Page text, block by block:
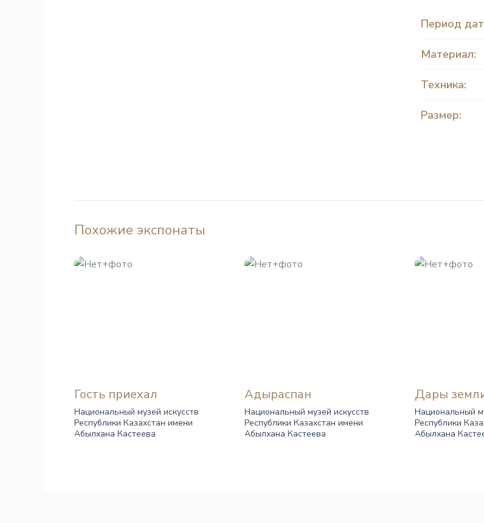
Период
Материал:
Техника:
Размер:
Похожие экспонаты
Гость приехал
Национальный музей искусств
Республики Казахстан имени
Абылхана Кастеева
Адыраспан
Национальный музей искусств
Республики Казахстан имени
Абылхана Кастеева
Дары
Национальный
Республики
Абылхана